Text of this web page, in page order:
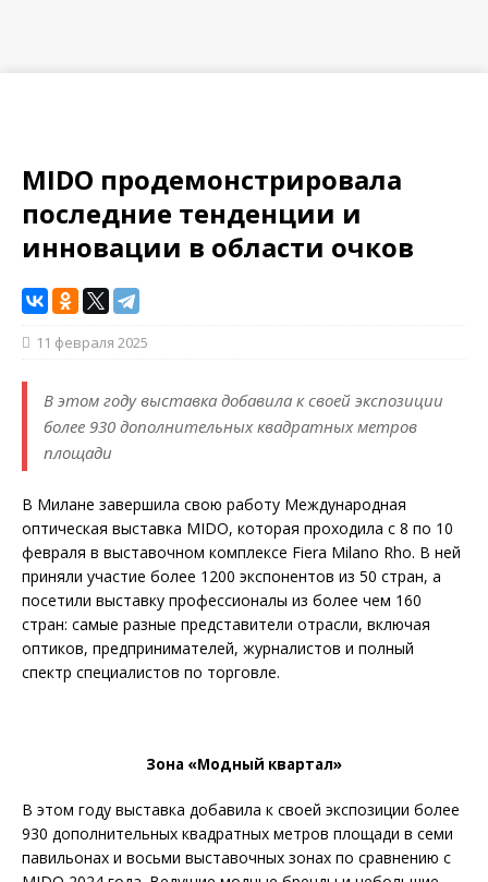
MIDO продемонстрировала
последние тенденции и
инновации в области очков
11 февраля 2025
В этом году выставка добавила к своей экспозиции
более 930 дополнительных квадратных метров
площади
В Милане завершила свою работу Международная
оптическая выставка MIDO, которая проходила с 8 по 10
февраля в выставочном комплексе Fiera Milano Rho. В ней
приняли участие более 1200 экспонентов из 50 стран, а
посетили выставку профессионалы из более чем 160
стран: самые разные представители отрасли, включая
оптиков, предпринимателей, журналистов и полный
спектр специалистов по торговле.
Зона «Модный квартал»
В этом году выставка добавила к своей экспозиции более
930 дополнительных квадратных метров площади в семи
павильонах и восьми выставочных зонах по сравнению с